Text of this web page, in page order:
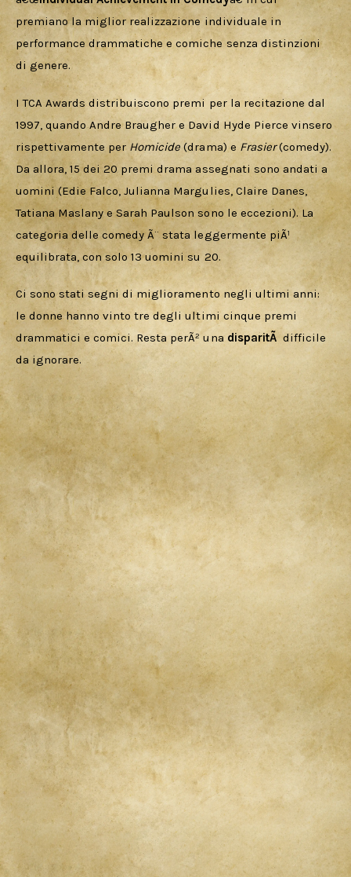
premiano la miglior realizzazione individuale in
performance drammatiche e comiche senza distinzioni
di genere.
I TCA Awards distribuiscono premi per la recitazione dal
1997, quando Andre Braugher e David Hyde Pierce vinsero
rispettivamente per Homicide (drama) e Frasier (comedy).
Da allora, 15 dei 20 premi drama assegnati sono andati a
uomini (Edie Falco, Julianna Margulies, Claire Danes,
Tatiana Maslany e Sarah Paulson sono le eccezioni). La
categoria delle comedy Ã¨ stata leggermente piÃ¹
equilibrata, con solo 13 uomini su 20.
Ci sono stati segni di miglioramento negli ultimi anni:
le donne hanno vinto tre degli ultimi cinque premi
drammatici e comici. Resta perÃ² una disparitÃ difficile
da ignorare.